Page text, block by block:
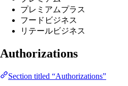
プレミアムプラス
フードビジネス
リテールビジネス
Authorizations
Section titled “Authorizations”